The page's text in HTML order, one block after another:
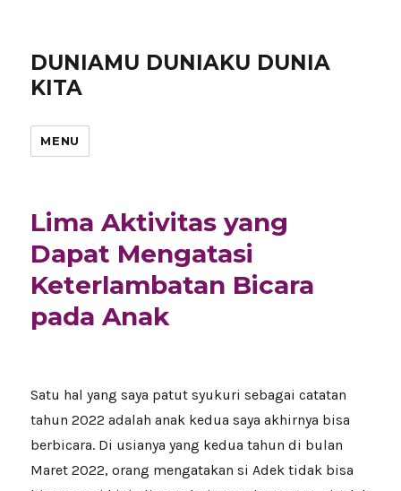
DUNIAMU DUNIAKU DUNIA
KITA
MENU
Lima Aktivitas yang
Dapat Mengatasi
Keterlambatan Bicara
pada Anak
Satu hal yang saya patut syukuri sebagai catatan
tahun 2022 adalah anak kedua saya akhirnya bisa
berbicara. Di usianya yang kedua tahun di bulan
Maret 2022, orang mengatakan si Adek tidak bisa